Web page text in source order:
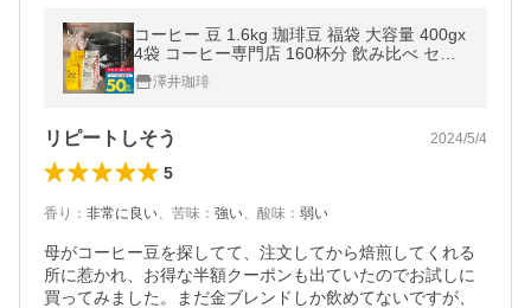
コーヒー 豆 1.6kg 珈琲豆 福袋 大容量 400gx
4袋 コーヒー専門店 160杯分 飲み比べ セッ
ト 金と銀のビターブレンド 【TS】
澤井珈琲
リピートしそう 2024/5/4
5
香り ： 非常に良い、 苦味 ： 強い、 酸味 ： 弱い
母がコーヒー豆を探してて、注文してから焙煎してくれる
所に惹かれ、お得な半額クーポンも出ていたのでお試しに
買ってみました。まだ金ブレンドしか飲めてないですが、